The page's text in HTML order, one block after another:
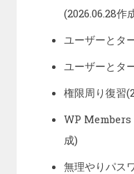
(2026.06.28作
ユーザーとタ
ユーザーとタ
権限周り復習
WP Members
成)
無理やりパス